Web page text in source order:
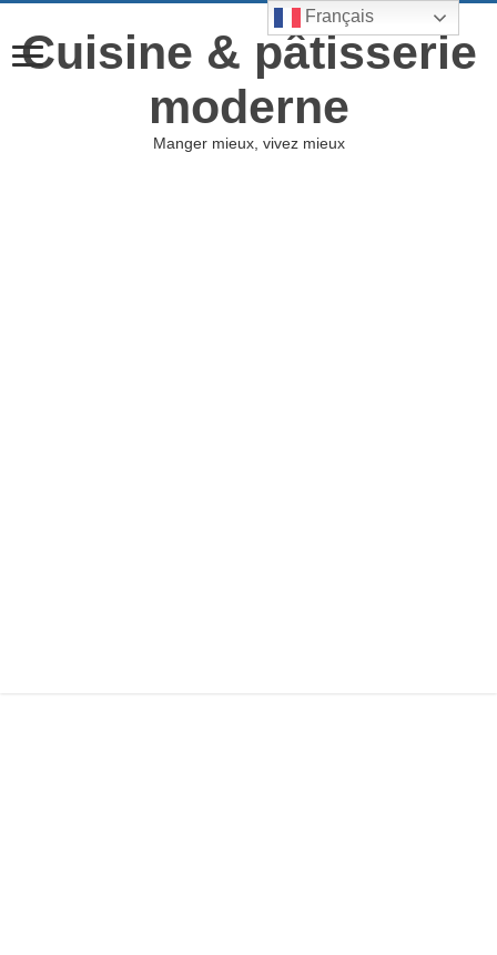
Cuisine & pâtisserie
moderne
Manger mieux, vivez mieux
Français